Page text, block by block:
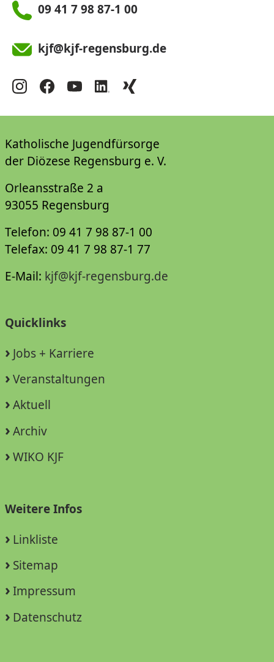
09 41 7 98 87-1 00
kjf@kjf-regensburg.de
Katholische Jugendfürsorge
der Diözese Regensburg e. V.
Orleansstraße 2 a
93055 Regensburg
Telefon: 09 41 7 98 87-1 00
Telefax: 09 41 7 98 87-1 77
E-Mail: kjf@kjf-regensburg.de
Quicklinks
Jobs + Karriere
Veranstaltungen
Aktuell
Archiv
WIKO KJF
Weitere Infos
Linkliste
Sitemap
Impressum
Datenschutz